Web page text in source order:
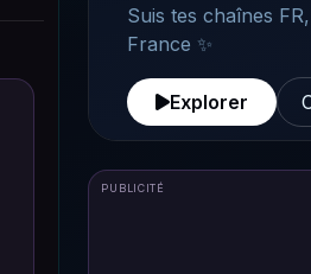
Suis tes chaînes
France ✨
Explorer
PUBLICITÉ